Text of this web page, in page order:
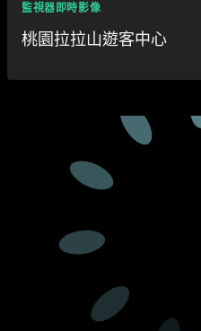
監視器即時影像
桃園拉拉山遊客中心